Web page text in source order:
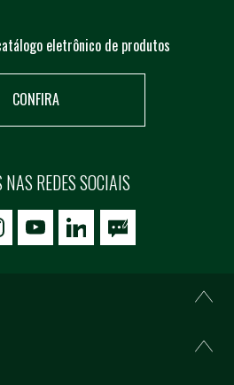
eletrônico de produtos
CONFIRA
REDES SOCIAIS
social02
icon-social03